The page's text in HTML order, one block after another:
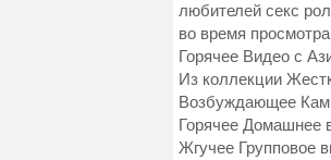
любителей секс
во время
Горячее Видео с
Из коллекции
Возбуждающее
Горячее Домашнее
Жгучее Групповое